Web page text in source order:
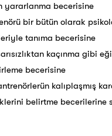
yararlanma becerisine
bir bütün olarak
tanıma becerisine
kaçınma gibi
becerisine
kalıplaşmış
belirtme becerilerine